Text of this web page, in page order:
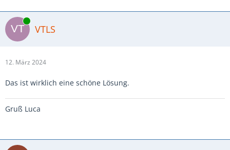
Online
VTLS
12. März 2024
Das ist wirklich eine schöne Lösung.
Gruß Luca